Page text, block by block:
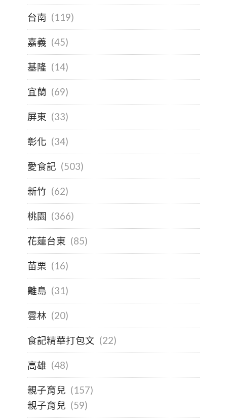
台南 (119)
嘉義 (45)
基隆 (14)
宜蘭 (69)
屏東 (33)
彰化 (34)
愛食記 (503)
新竹 (62)
桃園 (366)
花蓮台東 (85)
苗栗 (16)
離島 (31)
雲林 (20)
食記精華打包文 (22)
高雄 (48)
親子育兒 (157)
親子育兒 (59)